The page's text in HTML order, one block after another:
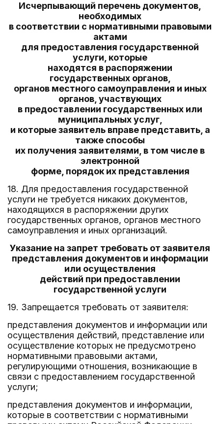
Исчерпывающий перечень документов,
необходимых
в соответствии с нормативными правовыми
актами
для предоставления государственной
услуги, которые
находятся в распоряжении
государственных органов,
органов местного самоуправления и иных
органов, участвующих
в предоставлении государственных или
муниципальных услуг,
и которые заявитель вправе представить, а
также способы
их получения заявителями, в том числе в
электронной
форме, порядок их представления
18. Для предоставления государственной
услуги не требуется никаких документов,
находящихся в распоряжении других
государственных органов, органов местного
самоуправления и иных организаций.
Указание на запрет требовать от заявителя
представления документов и информации
или осуществления
действий при предоставлении
государственной услуги
19. Запрещается требовать от заявителя:
представления документов и информации или
осуществления действий, представление или
осуществление которых не предусмотрено
нормативными правовыми актами,
регулирующими отношения, возникающие в
связи с предоставлением государственной
услуги;
представления документов и информации,
которые в соответствии с нормативными